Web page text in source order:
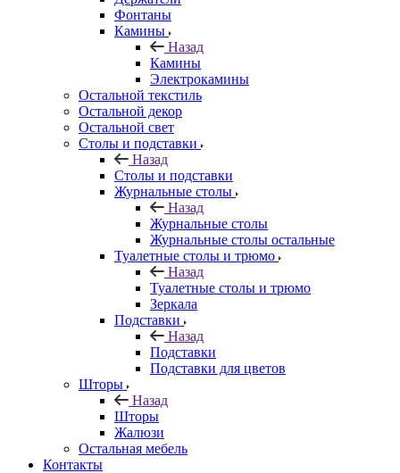
Фонтаны
Камины
Назад
Камины
Электрокамины
Остальной текстиль
Остальной декор
Остальной свет
Столы и подставки
Назад
Столы и подставки
Журнальные столы
Назад
Журнальные столы
Журнальные столы остальные
Туалетные столы и трюмо
Назад
Туалетные столы и трюмо
Зеркала
Подставки
Назад
Подставки
Подставки для цветов
Шторы
Назад
Шторы
Жалюзи
Остальная мебель
Контакты